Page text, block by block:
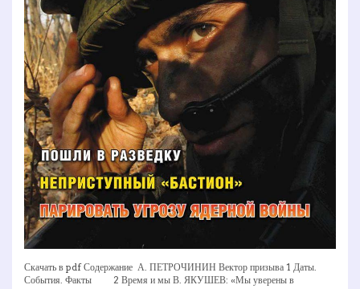
Скачать в pdf Содержание А. ПЕТРОЧИНИН Вектор призыва 1 Даты.
События. Факты 2 Время и мы В. ЯКУШЕВ: «Мы уверены в